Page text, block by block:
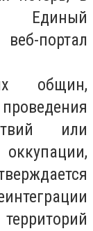
портал
общин,
или